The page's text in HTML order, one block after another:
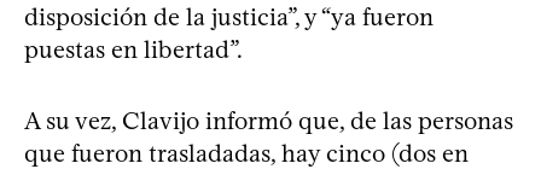
disposición de la justicia”, y “ya fueron
puestas en libertad”.
A su vez, Clavijo informó que, de las personas
que fueron trasladadas, hay cinco (dos en